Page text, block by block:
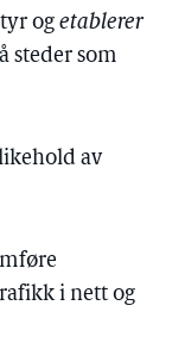
og etablerer
steder som
av
i nett og